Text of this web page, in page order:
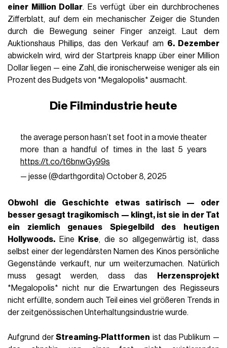
einer Million Dollar. Es verfügt über ein durchbrochenes
Zifferblatt, auf dem ein mechanischer Zeiger die Stunden
durch die Bewegung seiner Finger anzeigt. Laut dem
Auktionshaus Phillips, das den Verkauf am 6. Dezember
abwickeln wird, wird der Startpreis knapp über einer Million
Dollar liegen — eine Zahl, die ironischerweise weniger als ein
Prozent des Budgets von *Megalopolis* ausmacht.
Die Filmindustrie heute
the average person hasn’t set foot in a movie theater
more than a handful of times in the last 5 years
https://t.co/t6bnwGy99s
— jesse (@darthgordita) October 8, 2025
Obwohl die Geschichte etwas satirisch — oder
besser gesagt tragikomisch — klingt, ist sie in der Tat
ein ziemlich genaues Spiegelbild des heutigen
Hollywoods. Eine Krise, die so allgegenwärtig ist, dass
selbst einer der legendärsten Namen des Kinos persönliche
Gegenstände verkauft, nur um weiterzumachen. Natürlich
muss gesagt werden, dass das
Herzensprojekt
*Megalopolis* nicht nur die Erwartungen des Regisseurs
nicht erfüllte, sondern auch Teil eines viel größeren Trends in
der zeitgenössischen Unterhaltungsindustrie wurde.
Aufgrund derStreaming-Plattformen ist das Publikum —